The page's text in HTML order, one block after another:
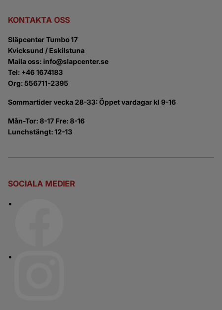
KONTAKTA OSS
Släpcenter Tumbo 17
Kvicksund / Eskilstuna
Maila oss: info@slapcenter.se
Tel: +46 1674183
Org: 556711-2395
Sommartider vecka 28-33: Öppet vardagar kl 9-16
Mån-Tor: 8-17 Fre: 8-16
Lunchstängt: 12-13
SOCIALA MEDIER